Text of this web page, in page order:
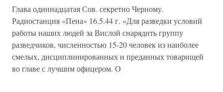
Глава одиннадцатая Сов. секретно Черному.
Радиостанция «Пена» 16.5.44 г. «Для разведки условий
работы наших людей за Вислой снарядить группу
разведчиков, численностью 15-20 человек из наиболее
смелых, дисциплинированных и преданных товарищей
во главе с лучшим офицером. О